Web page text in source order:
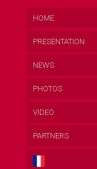
HOME
PRESENTATION
NEWS
PHOTOS
VIDEO
PARTNERS